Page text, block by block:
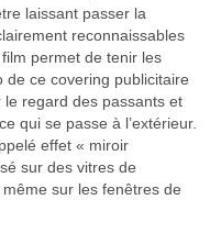
laissant passer la
reconnaissables
permet de tenir les
de ce covering publicitaire
regard des passants et
qui se passe à l’extérieur.
effet « miroir
sur des vitres de
sur les fenêtres de